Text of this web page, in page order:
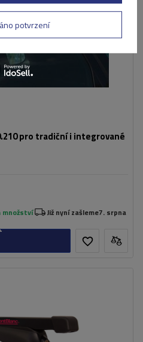
pro tradiční i integrované
množství Již nyní zašleme7. srpna
potvrzení